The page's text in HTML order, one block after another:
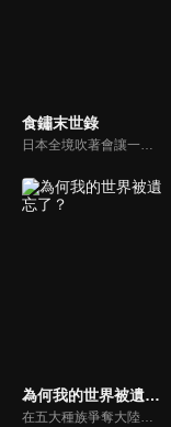
食鏽末世錄
日本全境吹著會讓一切鏽化的「鏽蝕風」。人們過著懼怕城鎮和生命被鏽蝕的生活。赤星畢斯可是個為人忌諱的「蕈菇守護者」一族的少年，他為了拯救瀕死的師父，踏上尋找能淨化一切鏽蝕的蕈菇靈藥「食鏽」的旅程。旅行途中，他邂逅一名貌美的少年醫師貓柳美祿，美祿也同樣在尋找方法，對付侵蝕姊姊的鏽蝕。
為何我的世界被遺忘了？
在五大種族爭奪大陸霸權、 最後由人類的英雄希德率領人類獲得最終勝利的1 0 0年 後,人類少年凱伊卻在某日目睹 世 界被「覆寫 」的瞬間, 歷史變成 了英雄希德消失、人類戰敗後的世界 。在這被「 覆寫」的世界中, 發現沒人記得自己。